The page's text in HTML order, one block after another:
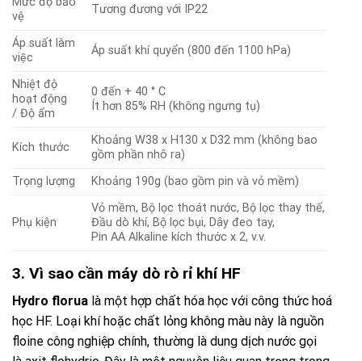
vệ
Tương đương với IP22
Áp suất làm
việc
Áp suất khí quyển (800 đến 1100 hPa)
Nhiệt độ
hoạt động
/ Độ ẩm
0 đến + 40 ° C
Ít hơn 85% RH (không ngưng tụ)
Kích thước
Khoảng W38 x H130 x D32 mm (không bao
gồm phần nhô ra)
Trọng lượng
Khoảng 190g (bao gồm pin và vỏ mềm)
Phụ kiện
Vỏ mềm, Bộ lọc thoát nước, Bộ lọc thay thế,
Đầu dò khí, Bộ lọc bụi, Dây đeo tay,
Pin AA Alkaline kích thước x 2, v.v.
3. Vì sao cần máy dò rò rỉ khí HF
Hydro florua là một hợp chất hóa học với công thức hoá
học HF. Loại khí hoặc chất lỏng không màu này là nguồn
floine công nghiệp chính, thường là dung dịch nước gọi